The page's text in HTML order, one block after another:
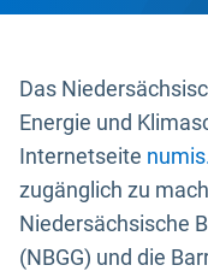
Das
Energie und
Internetseite
zugänglich zu
Niedersächsische
(NBGG) und die